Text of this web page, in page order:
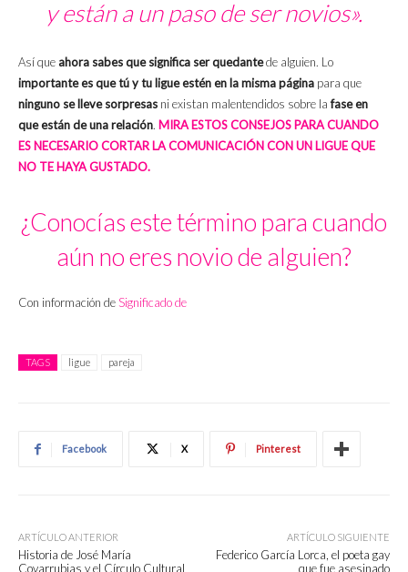
y están a un paso de ser novios».
Así que ahora sabes que significa ser quedantede alguien. Lo
importante es que tú y tu ligue estén en la misma página para que
ninguno se lleve sorpresas ni existan malentendidos sobre lafase en
que están de una relación. MIRA ESTOS CONSEJOS PARA CUANDO
ES NECESARIO CORTAR LA COMUNICACIÓN CON UN LIGUE QUE
NO TE HAYA GUSTADO.
¿Conocías este término para cuando
aún no eres novio de alguien?
Con información deSignificado de
TAGS ligue pareja
Facebook X Pinterest
ARTÍCULO ANTERIOR
Historia de José María
Covarrubias y el Círculo Cultural
ARTÍCULO SIGUIENTE
Federico García Lorca, el poeta gay
que fue asesinado